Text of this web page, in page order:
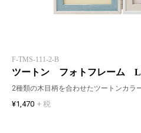
F-TMS-111-2-B
ツートン フォトフレー
2種類の木目柄を合わせたツートンカラ
¥1,470 + 税